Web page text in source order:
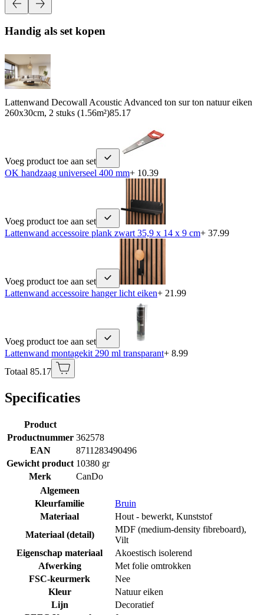
Handig als set kopen
Lattenwand Decowall Acoustic Advanced ton sur ton natuur eiken
260x30cm, 2 stuks (1.56m²)85.17
Voeg product toe aan set
OK handzaag universeel 400 mm+ 10.39
Voeg product toe aan set
Lattenwand accessoire plank zwart 35,9 x 14 x 9 cm+ 37.99
Voeg product toe aan set
Lattenwand accessoire hanger licht eiken+ 21.99
Voeg product toe aan set
Lattenwand montagekit 290 ml transparant+ 8.99
Totaal 85.17
Specificaties
Product
Productnummer 362578
EAN
8711283490496
Gewicht product 10380 gr
Merk
CanDo
Algemeen
Kleurfamilie
Bruin
Materiaal
Hout - bewerkt, Kunststof
Materiaal (detail)
MDF (medium-density fibreboard),
Vilt
Eigenschap materiaal
Akoestisch isolerend
Afwerking
Met folie omtrokken
FSC-keurmerk
Nee
Kleur
Natuur eiken
Lijn
Decoratief